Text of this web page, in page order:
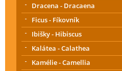
Dracena - Dracaena
Ficus - Fíkovník
Ibišky - Hibiscus
Kalátea - Calathea
Kamélie - Camellia